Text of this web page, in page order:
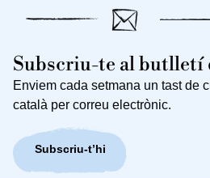
Subscriu-te al butlletí
Enviem cada setmana un tast de
català per correu electrònic.
Subscriu-t’hi